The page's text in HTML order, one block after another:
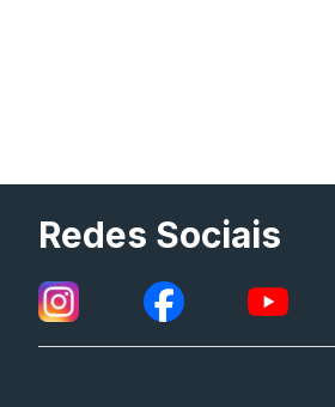
Redes Sociais